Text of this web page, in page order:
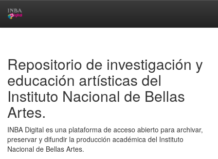
Repositorio de investigación y
educación artísticas del
Instituto Nacional de Bellas
Artes.
INBA Digital es una plataforma de acceso abierto para archivar,
preservar y difundir la producción académica del Instituto
Nacional de Bellas Artes.